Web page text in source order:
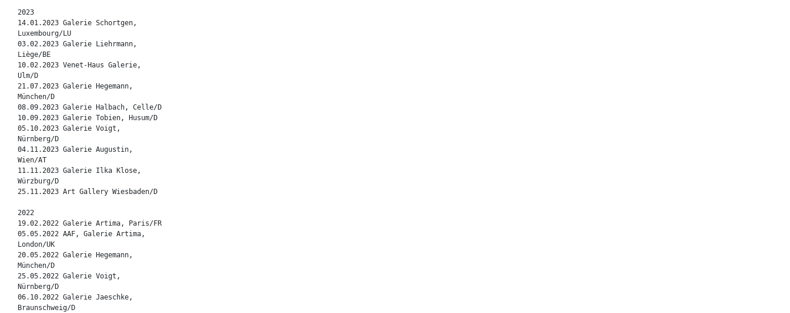
2023
14.01.2023 Galerie Schortgen,
Luxembourg/LU
03.02.2023 Galerie Liehrmann,
Liège/BE
10.02.2023 Venet-Haus Galerie,
Ulm/D
21.07.2023 Galerie Hegemann,
München/D
08.09.2023 Galerie Halbach, Celle/D
10.09.2023 Galerie Tobien, Husum/D
05.10.2023 Galerie Voigt,
Nürnberg/D
04.11.2023 Galerie Augustin,
Wien/AT
11.11.2023 Galerie Ilka Klose,
Würzburg/D
25.11.2023 Art Gallery Wiesbaden/D
2022
19.02.2022 Galerie Artima, Paris/FR
05.05.2022 AAF, Galerie Artima,
London/UK
20.05.2022 Galerie Hegemann,
München/D
25.05.2022 Galerie Voigt,
Nürnberg/D
06.10.2022 Galerie Jaeschke,
Braunschweig/D